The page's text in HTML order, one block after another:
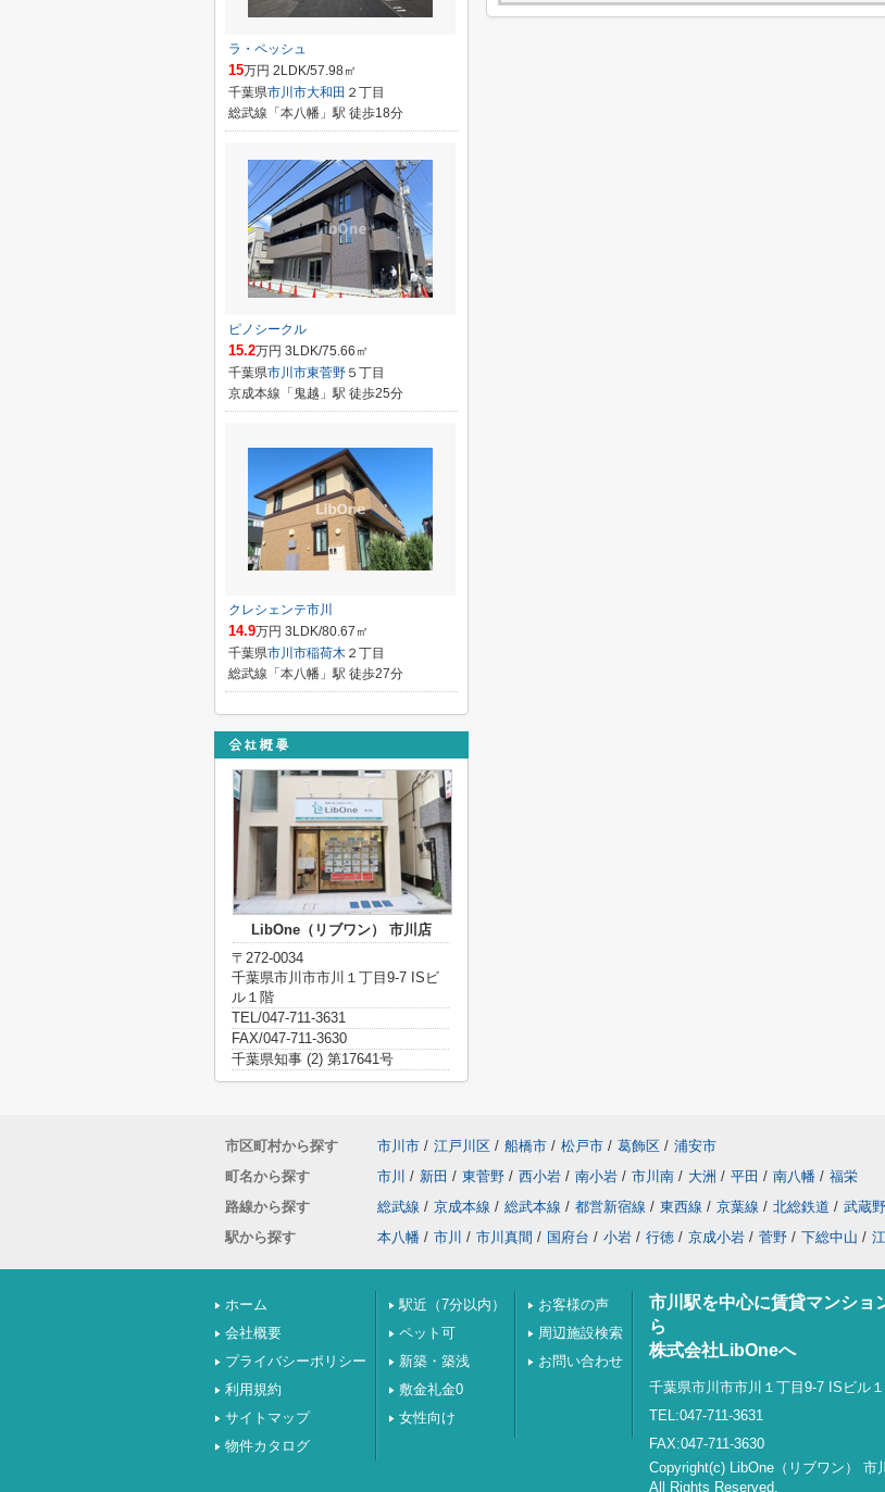
ラ・ペッシュ
15万円 2LDK/57.98㎡
千葉県市川市大和田 ２丁目
総武線「本八幡」駅 徒歩18分
ピノシークル
15.2万円 3LDK/75.66㎡
千葉県市川市東菅野 ５丁目
京成本線「鬼越」駅 徒歩25分
クレシェンテ市川
14.9万円 3LDK/80.67㎡
千葉県市川市稲荷木 ２丁目
総武線「本八幡」駅 徒歩27分
LibOne（リブワン） 市川店
〒272-0034
千葉県市川市市川１丁目9-7 ISビ
ル１階
TEL/047-711-3631
FAX/047-711-3630
千葉県知事 (2) 第17641号
市区町村から探す 市川市 / 江戸川区 / 船橋市 / 松戸市 / 葛飾区 / 浦安市
町名から探す
市川 / 新田 / 東菅野 / 西小岩 / 南小岩 / 市川南 / 大洲 / 平田 / 南八幡 / 福栄
路線から探す
総武線 / 京成本線 / 総武本線 / 都営新宿線 / 東西線 / 京葉線 / 北総鉄道 / 武蔵
駅から探す
本八幡 / 市川 / 市川真間 / 国府台 / 小岩 / 行徳 / 京成小岩 / 菅野 / 下総中山 /
ホーム
会社概要
プライバシーポリシー
利用規約
サイトマップ
物件カタログ
駅近（7分以内）
ペット可
新築・築浅
敷金礼金0
女性向け
お客様の声
周辺施設検索
お問い合わせ
市川駅を中心に賃貸マンショ
ら
株式会社LibOneへ
千葉県市川市市川１丁目9-7 ISビル
TEL:047-711-3631
FAX:047-711-3630
Copyright(c) LibOne（リブワン） 市
All Rights Reserved.